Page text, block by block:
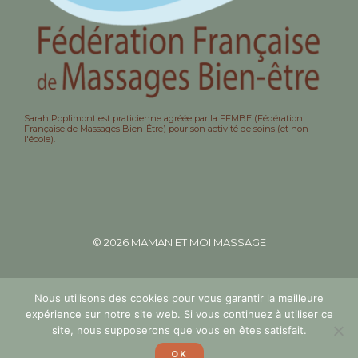
Sarah Poplimont est praticienne agréée par la FFMBE (Fédération
Française de Massages Bien-Être) pour son activité de soins (et non
l'école).
© 2026 MAMAN ET MOI MASSAGE
MENTIONS LÉGALES
CGV
Nous utilisons des cookies pour vous garantir la meilleure
expérience sur notre site web. Si vous continuez à utiliser ce
site, nous supposerons que vous en êtes satisfait.
OK